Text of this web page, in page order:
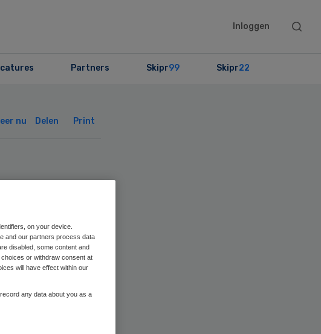
Inloggen
Search
Partners Skipr99 Skipr22
nu Delen Print
RB
on your device.
and our partners process data
disabled, some content and
or withdraw consent at
will have effect within our
any data about you as a